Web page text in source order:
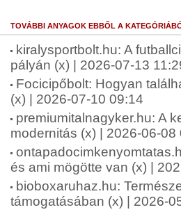
TOVÁBBI ANYAGOK EBBŐL A
kiralysportbolt.hu: A
pályán (x) | 2026-07-13
Focicipőbolt: Hogyan
(x) | 2026-07-10 09:14
premiumitalnagyker.hu: A
modernitás (x) | 2026-06-08
és ami mögötte van (x) |
bioboxaruhaz.hu:
támogatásában (x) | 2026-